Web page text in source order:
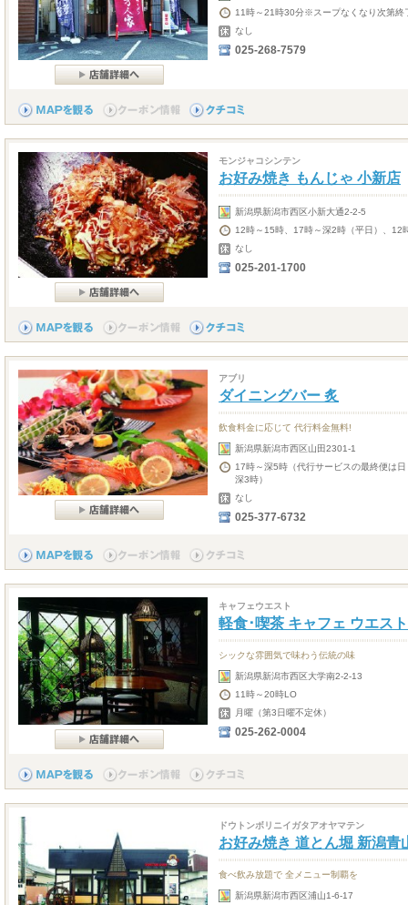
11時～21時30分※スープなくなり次第終
なし
025-268-7579
モンジャコシンテン
お好み焼き もんじゃ 小新店
新潟県新潟市西区小新大通2-2-5
12時～15時、17時～深2時（平日）、12
なし
025-201-1700
アブリ
ダイニングバー 炙
飲食料金に応じて 代行料金無料!
新潟県新潟市西区山田2301-1
17時～深5時（代行サービスの最終便は
深3時）
なし
025-377-6732
キャフェウエスト
軽食･喫茶 キャフェ ウエスト
シックな雰囲気で味わう伝統の味
新潟県新潟市西区大学南2-2-13
11時～20時LO
月曜（第3日曜不定休）
025-262-0004
ドウトンボリニイガタアオヤマテン
お好み焼き 道とん堀 新潟青
食べ飲み放題で 全メニュー制覇を
新潟県新潟市西区浦山1-6-17